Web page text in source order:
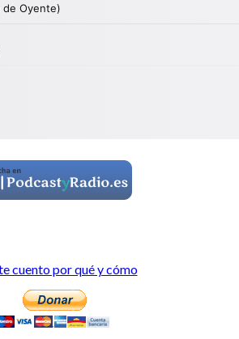
cuento por qué y cómo